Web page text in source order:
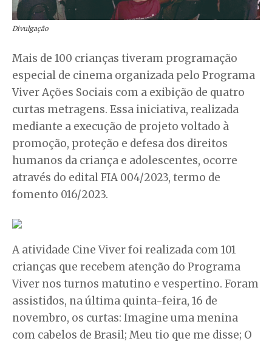
Divulgação
Mais de 100 crianças tiveram programação
especial de cinema organizada pelo Programa
Viver Ações Sociais com a exibição de quatro
curtas metragens. Essa iniciativa, realizada
mediante a execução de projeto voltado à
promoção, proteção e defesa dos direitos
humanos da criança e adolescentes, ocorre
através do edital FIA 004/2023, termo de
fomento 016/2023.
A atividade Cine Viver foi realizada com 101
crianças que recebem atenção do Programa
Viver nos turnos matutino e vespertino. Foram
assistidos, na última quinta-feira, 16 de
novembro, os curtas: Imagine uma menina
com cabelos de Brasil; Meu tio que me disse; O